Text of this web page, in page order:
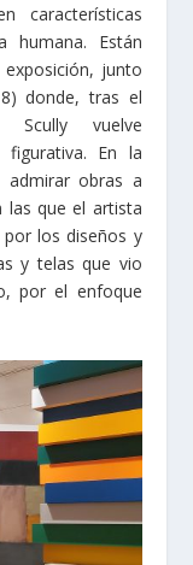
características
humana. Están
junto
donde, tras el
vuelve
figurativa. En la
admirar obras a
las que el artista
los diseños y
y telas que vio
por el enfoque